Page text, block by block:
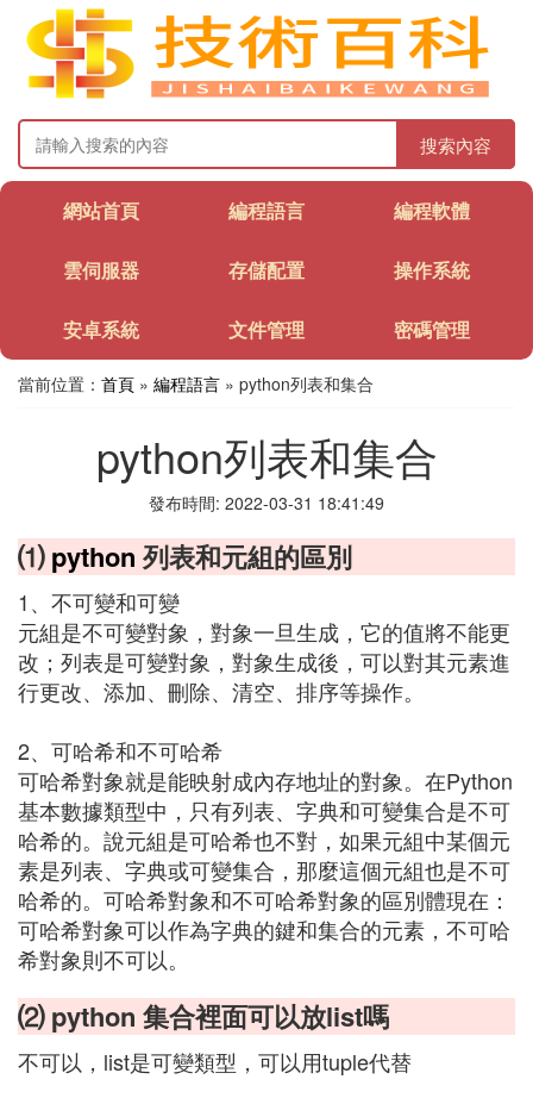
搜索內容
網站首頁 編程語言 編程軟體
雲伺服器 存儲配置 操作系統
安卓系統 文件管理 密碼管理
當前位置： 首頁 » 編程語言 » python列表和集合
python列表和集合
發布時間: 2022-03-31 18:41:49
⑴python 列表和元組的區別
1、不可變和可變
元組是不可變對象，對象一旦生成，它的值將不能更
改；列表是可變對象，對象生成後，可以對其元素進
行更改、添加、刪除、清空、排序等操作。
2、可哈希和不可哈希
可哈希對象就是能映射成內存地址的對象。在Python
基本數據類型中，只有列表、字典和可變集合是不可
哈希的。說元組是可哈希也不對，如果元組中某個元
素是列表、字典或可變集合，那麼這個元組也是不可
哈希的。可哈希對象和不可哈希對象的區別體現在：
可哈希對象可以作為字典的鍵和集合的元素，不可哈
希對象則不可以。
⑵ python 集合裡面可以放list嗎
不可以，list是可變類型，可以用tuple代替